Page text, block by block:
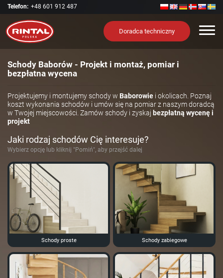
Telefon: +48 601 912 487
Doradca techniczny
Schody Baborów - Projekt i montaż, pomiar i
bezpłatna wycena
Projektujemy i montujemy schody w Baborowie i okolicach. Poznaj
koszt wykonania schodów i umów się na pomiar z naszym doradcą
w Twojej miejscowości. Zamów schody i zyskaj bezpłatną wycenę i
projekt
Jaki rodzaj schodów Cię interesuje?
Wybierz opcję lub kliknij "Pomiń", aby przejść dalej
Schody proste Schody zabiegowe